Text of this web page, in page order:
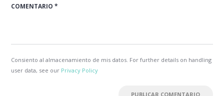
Consiento al almacenamiento de mis datos. For further details on handling
user data, see our Privacy Policy